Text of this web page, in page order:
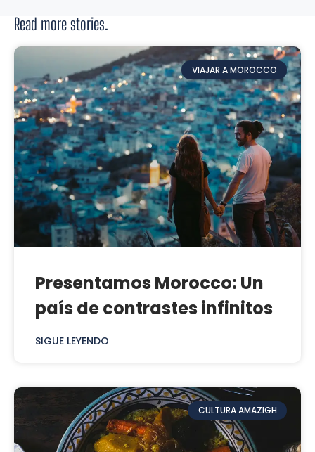
Read more stories.
VIAJAR A MOROCCO
Presentamos Morocco: Un
país de contrastes infinitos
SIGUE LEYENDO
CULTURA AMAZIGH